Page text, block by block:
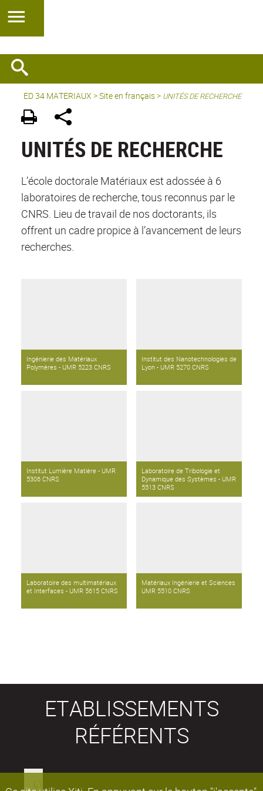
ED 34 MATERIAUX >Site en français> UNITÉS DE RECHERCHE
UNITÉS DE RECHERCHE
L’école doctorale Matériaux est adossée à 6
laboratoires de recherche, tous reconnus par le
CNRS. Lieu de travail de nos doctorants, ils
offrent un cadre propice à l’avancement de leurs
recherches.
Ingénierie des Matériaux
Polymères - UMR 5223 CNRS
Institut des Nanotechnologies de
Lyon - UMR 5270 CNRS
Institut Lumière Matière - UMR
5306 CNRS
Laboratoire de Tribologie et
Dynamique des Systèmes - UMR
5513 CNRS
Laboratoire des multimatériaux
et Interfaces - UMR 5615 CNRS
Matériaux Ingénierie et Sciences
UMR 5510 CNRS
ETABLISSEMENTS
RÉFÉRENTS